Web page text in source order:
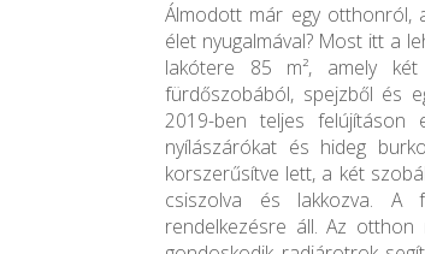
Álmodott már egy otthonról,
élet nyugalmával? Most itt a
lakótere 85 m², amely két
fürdőszobából, spejzből és
2019-ben teljes
nyílászárókat és hideg
korszerűsítve lett, a két
csiszolva és lakkozva. A
rendelkezésre áll. Az otthon